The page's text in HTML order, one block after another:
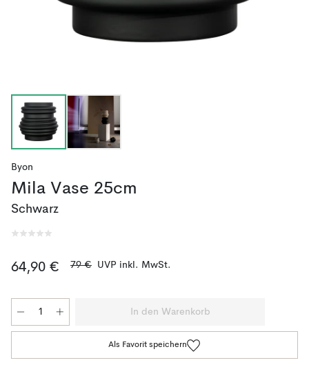
Byon
Mila Vase 25cm
Schwarz
64,90 € 79 € UVP inkl. MwSt.
In den Warenkorb
Als Favorit speichern